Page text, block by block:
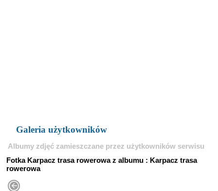
Galeria użytkowników
Albumy zdjęć zamieszczane przez użytkowników serwisu
Fotka Karpacz trasa rowerowa z albumu : Karpacz trasa
rowerowa